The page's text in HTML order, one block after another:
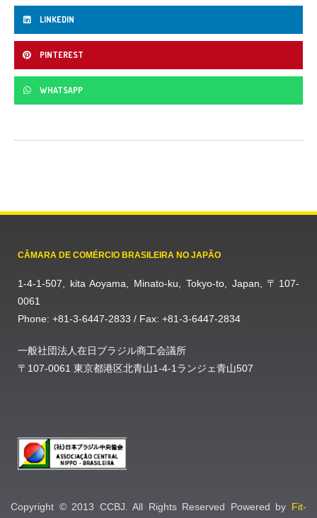
LINKEDIN
PINTEREST
WHATSAPP
CÂMARA DE COMÉRCIO BRASILEIRA NO JAPÃO
1-4-1-507, kita Aoyama, Minato-ku, Tokyo-to, Japan, 〒107-
0061
Phone: +81-3-6447-2833 / Fax: +81-3-6447-2834
一般社団法人在日ブラジル商工会議所
〒107-0061 東京都港区北青山1-4-1ランジェ青山507
Copyright © 2013 CCBJ. All Rights Reserved Powered by Fit-